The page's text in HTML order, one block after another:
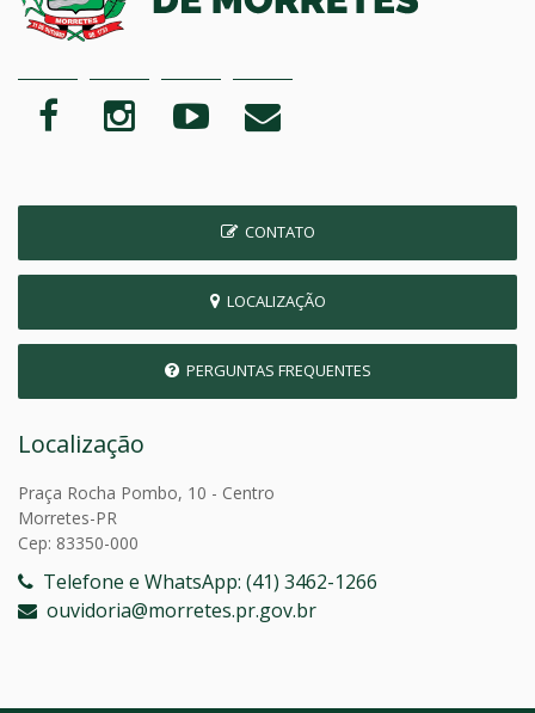
CONTATO
LOCALIZAÇÃO
PERGUNTAS FREQUENTES
Localização
Praça Rocha Pombo, 10 - Centro
Morretes-PR
Cep: 83350-000
Telefone e WhatsApp: (41) 3462-1266
ouvidoria@morretes.pr.gov.br